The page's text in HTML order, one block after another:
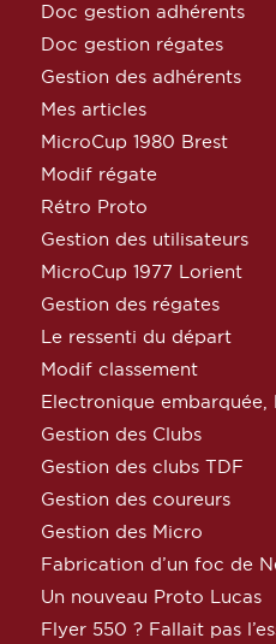
Doc gestion adhérents
Doc gestion régates
Gestion des adhérents
Mes articles
MicroCup 1980 Brest
Modif régate
Rétro Proto
Gestion des utilisateurs
MicroCup 1977 Lorient
Gestion des régates
Le ressenti du départ
Modif classement
Electronique
Gestion des Clubs
Gestion des clubs TDF
Gestion des coureurs
Gestion des Micro
Fabrication d’un foc de
Un nouveau Proto Lucas
Flyer 550 ? Fallait pas